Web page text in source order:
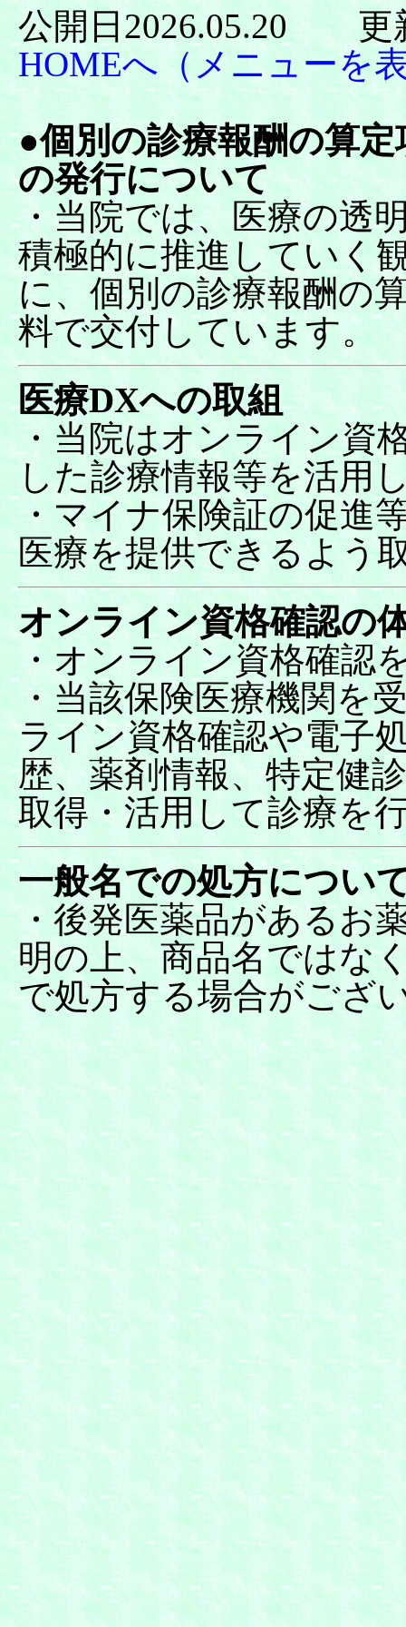
公開日2026.05.20
HOMEへ（メニューを
●個別の診療報酬の算
の発行について
・当院では、医療の透
積極的に推進していく
に、個別の診療報酬の
料で交付しています。
医療DXへの取組
・当院はオンライン資
した診療情報等を活用
・マイナ保険証の促進
医療を提供できるよう
オンライン資格確認の
・オンライン資格確認
・当該保険医療機関を
ライン資格確認や電子
歴、薬剤情報、特定健
取得・活用して診療を
一般名での処方につい
・後発医薬品があるお
明の上、商品名ではな
で処方する場合がござ